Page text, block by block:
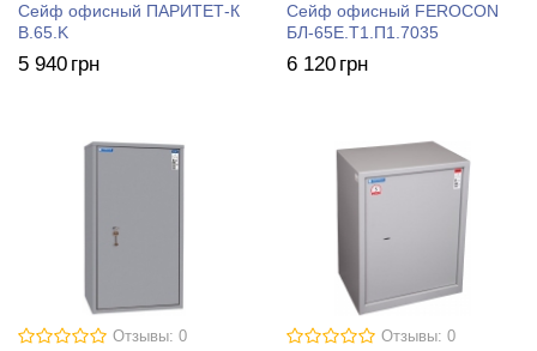
Сейф офисный ПАРИТЕТ-К
B.65.K
5 940 грн
Сейф офисный FEROCON
БЛ-65Е.Т1.П1.7035
6 120 грн
Отзывы: 0 Отзывы: 0